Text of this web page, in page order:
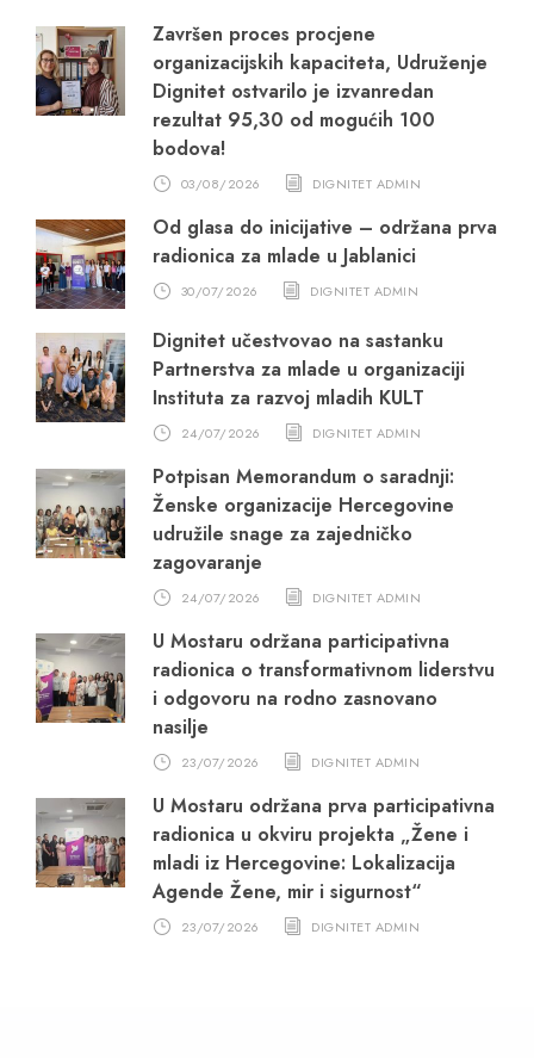
Završen proces procjene
organizacijskih kapaciteta, Udruženje
Dignitet ostvarilo je izvanredan
rezultat 95,30 od mogućih 100
bodova!
03/08/2026 DIGNITET ADMIN
Od glasa do inicijative – održana prva
radionica za mlade u Jablanici
30/07/2026 DIGNITET ADMIN
Dignitet učestvovao na sastanku
Partnerstva za mlade u organizaciji
Instituta za razvoj mladih KULT
24/07/2026 DIGNITET ADMIN
Potpisan Memorandum o saradnji:
Ženske organizacije Hercegovine
udružile snage za zajedničko
zagovaranje
24/07/2026 DIGNITET ADMIN
U Mostaru održana participativna
radionica o transformativnom liderstvu
i odgovoru na rodno zasnovano
nasilje
23/07/2026 DIGNITET ADMIN
U Mostaru održana prva participativna
radionica u okviru projekta „Žene i
mladi iz Hercegovine: Lokalizacija
Agende Žene, mir i sigurnost“
23/07/2026 DIGNITET ADMIN